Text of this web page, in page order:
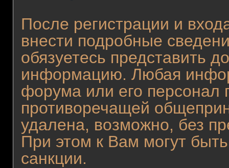
После регистрации и
внести подробные
обязуетесь представить
информацию. Любая
форума или его персонал
противоречащей
удалена, возможно, без
При этом к Вам могут
санкции.